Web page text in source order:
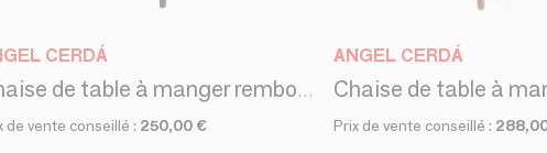
CERDÁ
Chaise de table à manger rembourrée en tissu
de vente conseillé : 250,00 €
ANGEL CERDÁ
Prix de vente conseillé :